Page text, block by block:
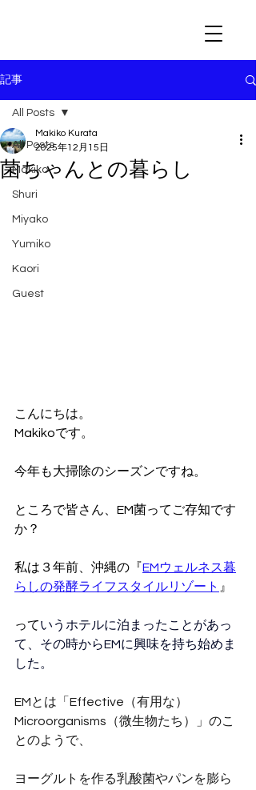
記事
All Posts
Makiko
Shuri
Miyako
Yumiko
Kaori
Guest
All Posts
菌ちゃんとの暮らし
Makiko Kurata
2025年12月15日
こんにちは。
Makikoです。
今年も大掃除のシーズンですね。
ところで皆さん、EM菌ってご存知です
か？
私は３年前、沖縄の『 EMウェルネス暮
らしの発酵ライフスタイルリゾート 』
っていうホテルに泊まったことがあっ
て、その時からEMに興味を持ち始めま
した。
EMとは「Effective（有用な）
Microorganisms（微生物たち）」のこ
とのようで、
ヨーグルトを作る乳酸菌やパンを膨ら